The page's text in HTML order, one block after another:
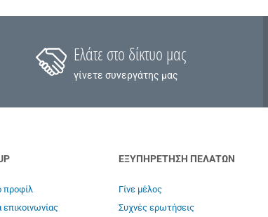
Ελάτε στο δίκτυο μας
γίνετε συνεργάτης μας
προφίλ
επικοινωνίας
ΕΞΥΠΗΡΕΤΗΣΗ ΠΕΛΑΤΩΝ
Γίνε μέλος
Συχνές ερωτήσεις